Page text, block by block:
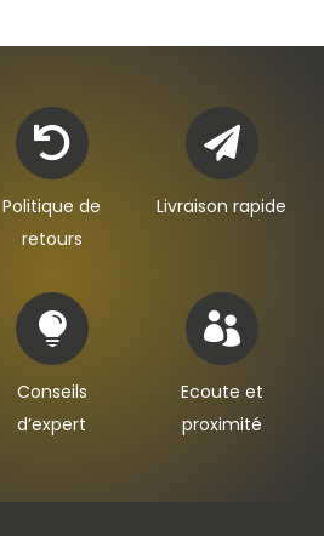

Politique de
retours

Livraison rapide

Conseils
d’expert

Ecoute et
proximité